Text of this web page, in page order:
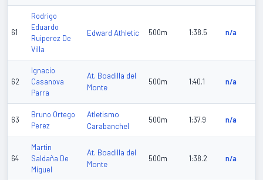
61
Rodrigo
Eduardo
Ruiperez De
Villa
Edward Athletic 500m 1:38.5 n/a
62
Ignacio
Casanova
Parra
At. Boadilla del
Monte
500m 1:40.1 n/a
63
Bruno Ortego
Perez
Atletismo
Carabanchel
500m 1:37.9 n/a
64
Martin
Saldaña De
Miguel
At. Boadilla del
Monte
500m 1:38.2 n/a